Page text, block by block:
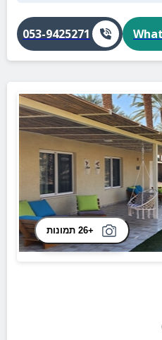
053-9425271
+26 תמונות